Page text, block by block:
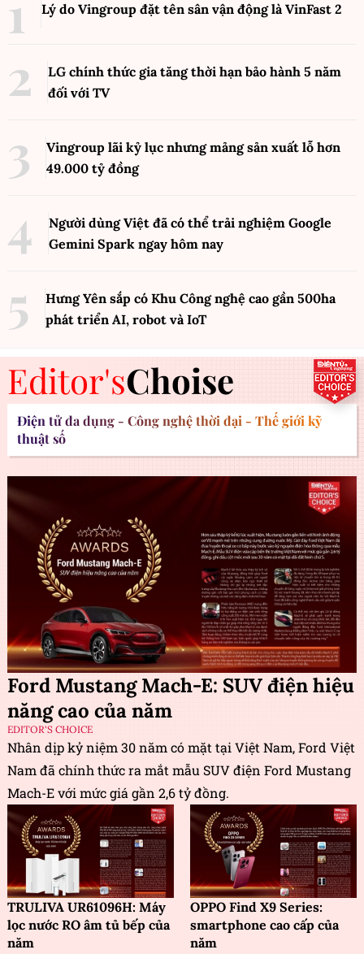
Lý do Vingroup đặt tên sân vận động là VinFast 2
LG chính thức gia tăng thời hạn bảo hành 5 năm
đối với TV
Vingroup lãi kỷ lục nhưng mảng sản xuất lỗ hơn
49.000 tỷ đồng
Người dùng Việt đã có thể trải nghiệm Google
Gemini Spark ngay hôm nay
Hưng Yên sắp có Khu Công nghệ cao gần 500ha
phát triển AI, robot và IoT
Editor'sChoise
Điện tử đa dụng - Công nghệ thời đại - Thế giới kỹ
thuật số
Ford Mustang Mach-E: SUV điện hiệu
năng cao của năm
EDITOR'S CHOICE
Nhân dịp kỷ niệm 30 năm có mặt tại Việt Nam, Ford Việt
Nam đã chính thức ra mắt mẫu SUV điện Ford Mustang
Mach-E với mức giá gần 2,6 tỷ đồng.
TRULIVA UR61096H: Máy
lọc nước RO âm tủ bếp của
năm
OPPO Find X9 Series:
smartphone cao cấp của
năm